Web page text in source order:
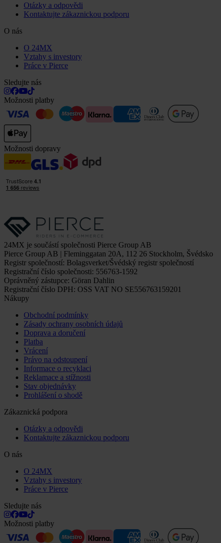
Otázky a odpovědi
Kontaktujte zákaznickou podporu
O nás
O 24MX
Vztahy s investory
Práce v Pierce
Sledujte nás
Možnosti platby
Možnosti dopravy
24MX je součástí společnosti Pierce Group AB
Pierce Group AB | Fleminggatan 20A, 112 26 Stockholm, Švédsko
Registr společností: Bolagsverket/Švédský registr společností
Registrační číslo společnosti: 556763-1592
Oprávněný zástupce: Göran Dahlin
Registrační číslo DPH: OSS VAT NO SE556763159201
Nákupy
Obchodní podmínky
Zásady ochrany osobních údajů
Doprava a doručení
Platba
Vrácení
Právo na odstoupení
Informace o recyklaci
Reklamace a stížnosti
Stav objednávky
Prohlášení o shodě
Zákaznická podpora
Otázky a odpovědi
Kontaktujte zákaznickou podporu
O nás
O 24MX
Vztahy s investory
Práce v Pierce
Sledujte nás
Možnosti platby